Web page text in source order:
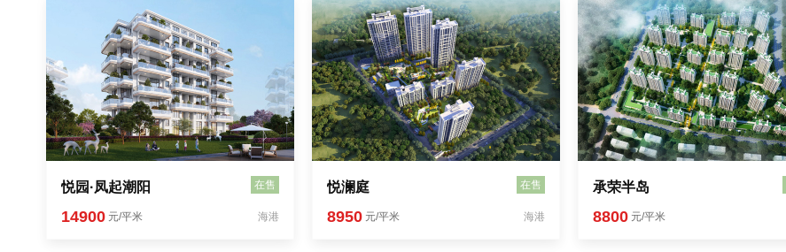
悦园·凤起潮阳 在售
14900 元/平米 海港
悦澜庭 在售
8950 元/平米 海港
承荣半岛
8800 元/平米